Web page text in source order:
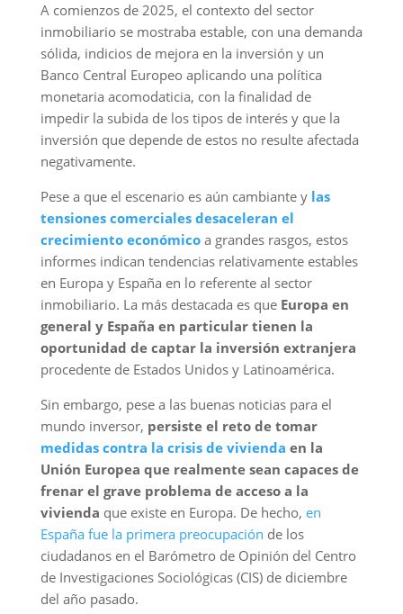
A comienzos de 2025, el contexto del sector
inmobiliario se mostraba estable, con una demanda
sólida, indicios de mejora en la inversión y un
Banco Central Europeo aplicando una política
monetaria acomodaticia, con la finalidad de
impedir la subida de los tipos de interés y que la
inversión que depende de estos no resulte afectada
negativamente.
Pese a que el escenario es aún cambiante y las
tensiones comerciales desaceleran el
crecimiento económicoa grandes rasgos, estos
informes indican tendencias relativamente estables
en Europa y España en lo referente al sector
inmobiliario. La más destacada es queEuropa en
general y España en particular tienen la
oportunidad de captar la inversión extranjera
procedente de Estados Unidos y Latinoamérica.
Sin embargo, pese a las buenas noticias para el
mundo inversor, persiste el reto de tomar
medidas contra la crisis de vivienda en la
Unión Europea que realmente sean capaces de
frenar el grave problema de acceso a la
vivienda que existe en Europa. De hecho, en
España fue la primera preocupación de los
ciudadanos en el Barómetro de Opinión del Centro
de Investigaciones Sociológicas (CIS) de diciembre
del año pasado.